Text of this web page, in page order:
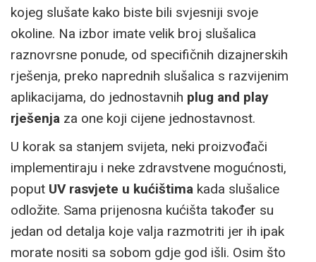
kojeg slušate kako biste bili svjesniji svoje
okoline. Na izbor imate velik broj slušalica
raznovrsne ponude, od specifičnih dizajnerskih
rješenja, preko naprednih slušalica s razvijenim
aplikacijama, do jednostavnih plug and play
rješenja za one koji cijene jednostavnost.
U korak sa stanjem svijeta, neki proizvođači
implementiraju i neke zdravstvene mogućnosti,
poput UV rasvjete u kućištima kada slušalice
odložite. Sama prijenosna kućišta također su
jedan od detalja koje valja razmotriti jer ih ipak
morate nositi sa sobom gdje god išli. Osim što